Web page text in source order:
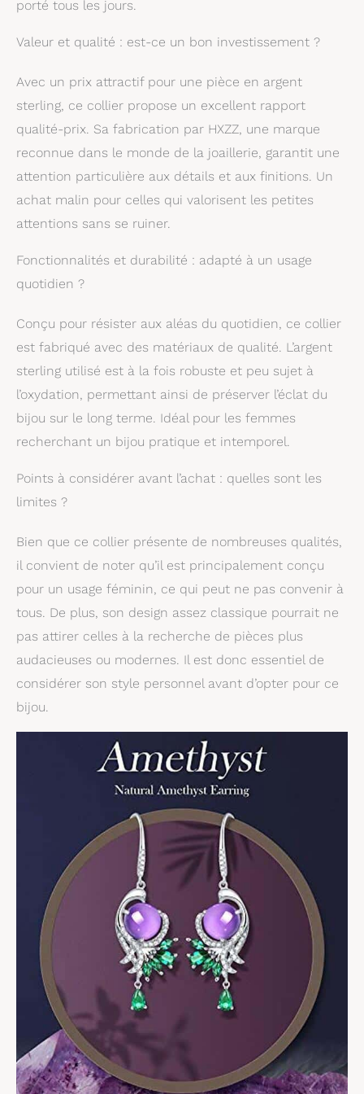
porté tous les jours.
Valeur et qualité : est-ce un bon investissement ?
Avec un prix attractif pour une pièce en argent
sterling, ce collier propose un excellent rapport
qualité-prix. Sa fabrication par HXZZ, une marque
reconnue dans le monde de la joaillerie, garantit une
attention particulière aux détails et aux finitions. Un
achat malin pour celles qui valorisent les petites
attentions sans se ruiner.
Fonctionnalités et durabilité : adapté à un usage
quotidien ?
Conçu pour résister aux aléas du quotidien, ce collier
est fabriqué avec des matériaux de qualité. L’argent
sterling utilisé est à la fois robuste et peu sujet à
l’oxydation, permettant ainsi de préserver l’éclat du
bijou sur le long terme. Idéal pour les femmes
recherchant un bijou pratique et intemporel.
Points à considérer avant l’achat : quelles sont les
limites ?
Bien que ce collier présente de nombreuses qualités,
il convient de noter qu’il est principalement conçu
pour un usage féminin, ce qui peut ne pas convenir à
tous. De plus, son design assez classique pourrait ne
pas attirer celles à la recherche de pièces plus
audacieuses ou modernes. Il est donc essentiel de
considérer son style personnel avant d’opter pour ce
bijou.